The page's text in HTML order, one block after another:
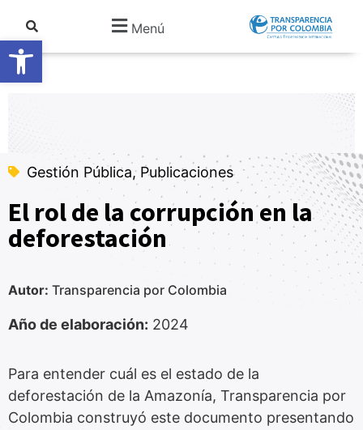
Abrir barra de herramientas
Menú
Gestión Pública, Publicaciones
El rol de la corrupción en la
deforestación
Autor: Transparencia por Colombia
Año de elaboración: 2024
Para entender cuál es el estado de la
deforestación de la Amazonía, Transparencia por
Colombia construyó este documento presentando